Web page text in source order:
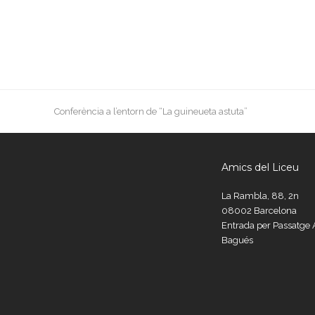
previous
Conferència a l’entorn de “La guineueta astuta”
Amics del Liceu
La Rambla, 88, 2n
08002 Barcelona
Entrada per Passatge
Bagués